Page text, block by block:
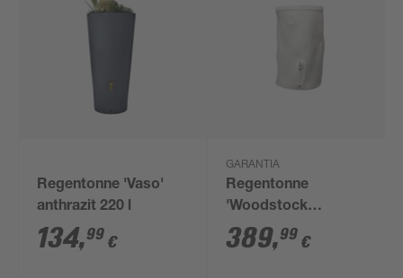
Regentonne 'Vaso'
anthrazit 220 l
134,99 €
GARANTIA
Regentonne
'Woodstock
Baumstamm'
greywood 400 l
389,99 €